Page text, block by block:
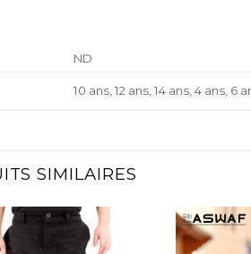
ND
10 ans, 12 ans, 14 ans, 4 ans, 6
SIMILAIRES